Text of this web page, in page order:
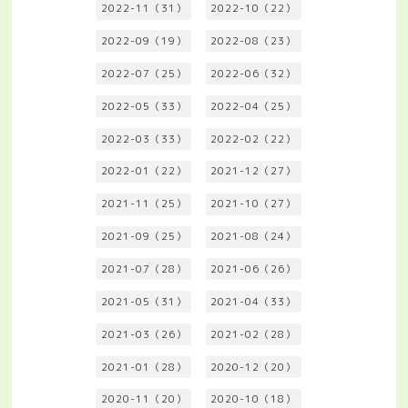
2022-11（31） 2022-10（22）
2022-09（19） 2022-08（23）
2022-07（25） 2022-06（32）
2022-05（33） 2022-04（25）
2022-03（33） 2022-02（22）
2022-01（22） 2021-12（27）
2021-11（25） 2021-10（27）
2021-09（25） 2021-08（24）
2021-07（28） 2021-06（26）
2021-05（31） 2021-04（33）
2021-03（26） 2021-02（28）
2021-01（28） 2020-12（20）
2020-11（20） 2020-10（18）